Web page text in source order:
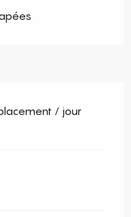
/ jour